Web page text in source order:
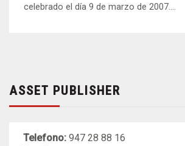
celebrado el día 9 de marzo de 2007....
ASSET PUBLISHER
Telefono: 947 28 88 16